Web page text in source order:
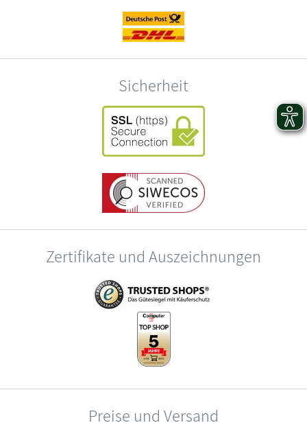
Sicherheit
Zertifikate und Auszeichnungen
Preise und Versand